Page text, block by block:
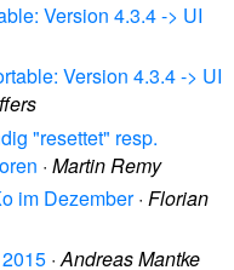
Version 4.3.4 -> UI
Version 4.3.4 -> UI
"resettet" resp.
· Martin Remy
im Dezember· Florian
·Andreas Mantke